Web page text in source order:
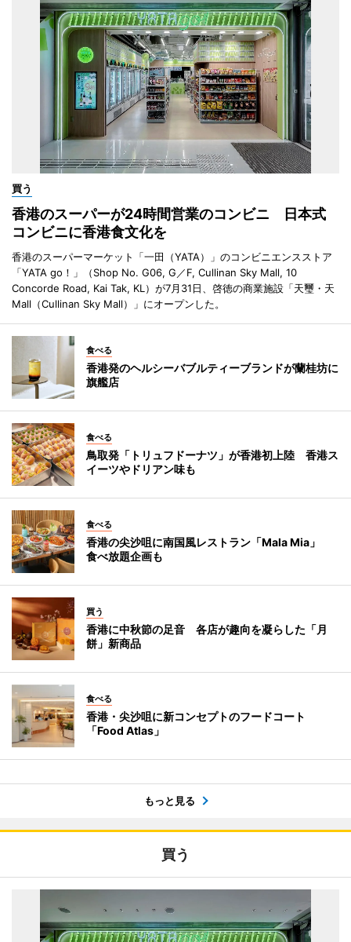
買う
香港のスーパーが24時間営業のコンビニ 日本式
コンビニに香港食文化を
香港のスーパーマーケット「一田（YATA）」のコンビニエンスストア
「YATA go！」（Shop No. G06, G／F, Cullinan Sky Mall, 10
Concorde Road, Kai Tak, KL）が7月31日、啓徳の商業施設「天璽・天
Mall（Cullinan Sky Mall）」にオープンした。
食べる
香港発のヘルシーバブルティーブランドが蘭桂坊に
旗艦店
食べる
鳥取発「トリュフドーナツ」が香港初上陸 香港ス
イーツやドリアン味も
食べる
香港の尖沙咀に南国風レストラン「Mala Mia」
食べ放題企画も
買う
香港に中秋節の足音 各店が趣向を凝らした「月
餅」新商品
食べる
香港・尖沙咀に新コンセプトのフードコート
「Food Atlas」
もっと見る
買う